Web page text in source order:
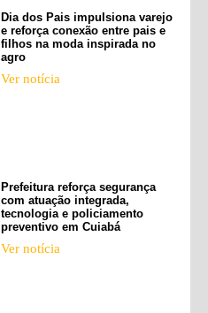
Dia dos Pais impulsiona varejo
e reforça conexão entre pais e
filhos na moda inspirada no
agro
Ver notícia
Prefeitura reforça segurança
com atuação integrada,
tecnologia e policiamento
preventivo em Cuiabá
Ver notícia